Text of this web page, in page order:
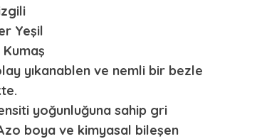
Yeşil
yıkanablen ve nemli bir bezle
yoğunluğuna sahip gri
boya ve kimyasal bileşen